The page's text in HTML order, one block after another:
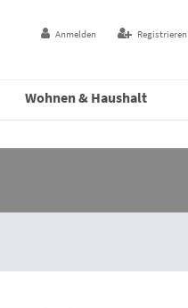
Anmelden Registrieren
Wohnen & Haushalt